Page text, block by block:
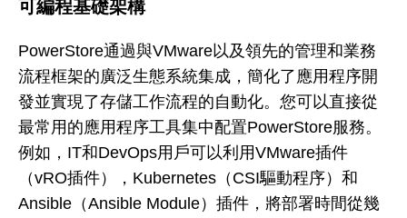
可編程基礎架構
PowerStore通過與VMware以及領先的管理和業務
流程框架的廣泛生態系統集成，簡化了應用程序開
發並實現了存儲工作流程的自動化。您可以直接從
最常用的應用程序工具集中配置PowerStore服務。
例如，IT和DevOps用戶可以利用VMware插件
（vRO插件），Kubernetes（CSI驅動程序）和
Ansible（Ansible Module）插件，將部署時間從幾